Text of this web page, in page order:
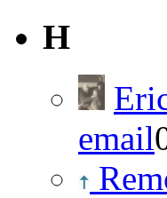
H
email